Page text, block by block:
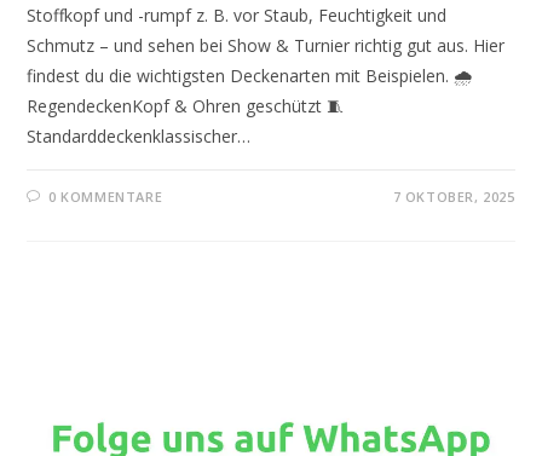
Stoffkopf und -rumpf z. B. vor Staub, Feuchtigkeit und
Schmutz – und sehen bei Show & Turnier richtig gut aus. Hier
findest du die wichtigsten Deckenarten mit Beispielen. 🌧️
RegendeckenKopf & Ohren geschützt 🧵
Standarddeckenklassischer…
0 KOMMENTARE 7 OKTOBER, 2025